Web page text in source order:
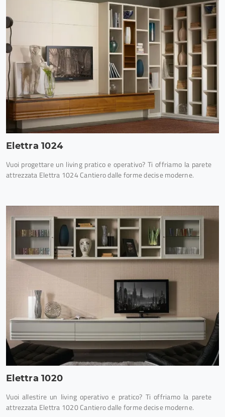
Elettra 1024
Vuoi progettare un living pratico e operativo? Ti offriamo la parete
attrezzata Elettra 1024 Cantiero dalle forme decise moderne.
Elettra 1020
Vuoi allestire un living operativo e pratico? Ti offriamo la parete
attrezzata Elettra 1020 Cantiero dalle forme decise moderne.